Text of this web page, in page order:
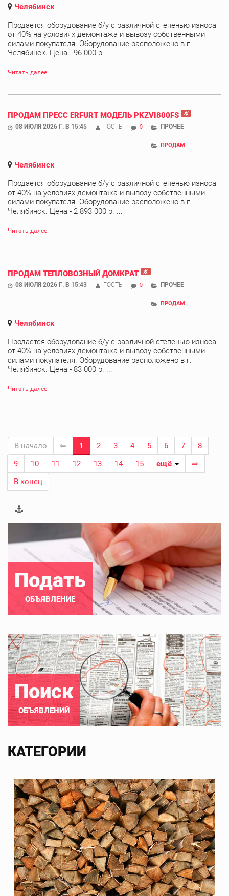
Челябинск
Продается оборудование б/у с различной степенью износа
от 40% на условиях демонтажа и вывозу собственными
силами покупателя. Оборудование расположено в г.
Челябинск. Цена - 96 000 р. ...
Читать далее
ПРОДАМ ПРЕСС ERFURT МОДЕЛЬ PKZVI800FS
08 ИЮЛЯ 2026 Г. В 15:45 ГОСТЬ 0 ПРОЧЕЕ
ПРОДАМ
Челябинск
Продается оборудование б/у с различной степенью износа
от 40% на условиях демонтажа и вывозу собственными
силами покупателя. Оборудование расположено в г.
Челябинск. Цена - 2 893 000 р. ...
Читать далее
ПРОДАМ ТЕПЛОВОЗНЫЙ ДОМКРАТ
08 ИЮЛЯ 2026 Г. В 15:43 ГОСТЬ 0 ПРОЧЕЕ
ПРОДАМ
Челябинск
Продается оборудование б/у с различной степенью износа
от 40% на условиях демонтажа и вывозу собственными
силами покупателя. Оборудование расположено в г.
Челябинск. Цена - 83 000 р. ...
Читать далее
В начало ⇐ 1 2 3 4 5 6 7
8
9
10 11 12 13 14 15 ещё
⇒
В конец
Подать
ОБЪЯВЛЕНИЕ
Поиск
ОБЪЯВЛЕНИЙ
КАТЕГОРИИ